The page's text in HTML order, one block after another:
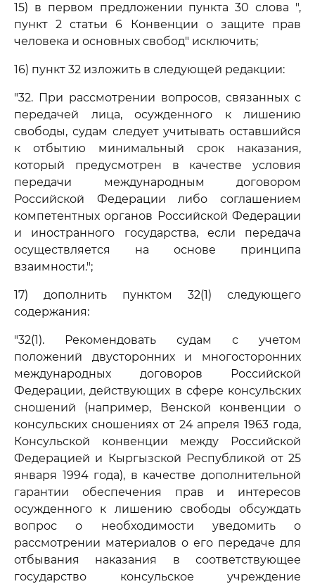
15) в первом предложении пункта 30 слова ",
пункт 2 статьи 6 Конвенции о защите прав
человека и основных свобод" исключить;
16) пункт 32 изложить в следующей редакции:
"32. При рассмотрении вопросов, связанных с
передачей лица, осужденного к лишению
свободы, судам следует учитывать оставшийся
к отбытию минимальный срок наказания,
который предусмотрен в качестве условия
передачи международным договором
Российской Федерации либо соглашением
компетентных органов Российской Федерации
и иностранного государства, если передача
осуществляется на основе принципа
взаимности.";
17) дополнить пунктом 32(1) следующего
содержания:
"32(1). Рекомендовать судам с учетом
положений двусторонних и многосторонних
международных договоров Российской
Федерации, действующих в сфере консульских
сношений (например, Венской конвенции о
консульских сношениях от 24 апреля 1963 года,
Консульской конвенции между Российской
Федерацией и Кыргызской Республикой от 25
января 1994 года), в качестве дополнительной
гарантии обеспечения прав и интересов
осужденного к лишению свободы обсуждать
вопрос о необходимости уведомить о
рассмотрении материалов о его передаче для
отбывания наказания в соответствующее
государство консульское учреждение